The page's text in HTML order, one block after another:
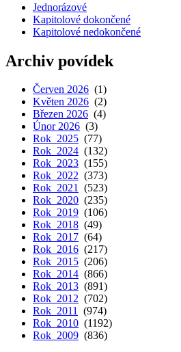
Jednorázové
Kapitolové dokončené
Kapitolové nedokončené
Archiv povídek
Červen 2026 (1)
Květen 2026 (2)
Březen 2026 (4)
Únor 2026 (3)
Rok 2025 (77)
Rok 2024 (132)
Rok 2023 (155)
Rok 2022 (373)
Rok 2021 (523)
Rok 2020 (235)
Rok 2019 (106)
Rok 2018 (49)
Rok 2017 (64)
Rok 2016 (217)
Rok 2015 (206)
Rok 2014 (866)
Rok 2013 (891)
Rok 2012 (702)
Rok 2011 (974)
Rok 2010 (1192)
Rok 2009 (836)